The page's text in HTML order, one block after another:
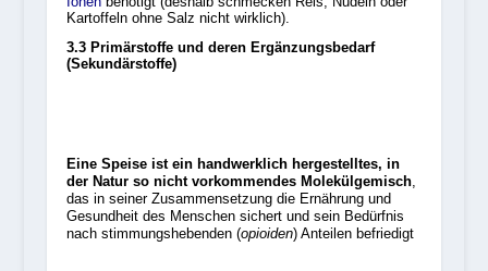
Kartoffeln ohne Salz nicht wirklich).
3.3 Primärstoffe und deren Ergänzungsbedarf
(Sekundärstoffe)
Eine Speise ist ein handwerklich hergestelltes, in
der Natur so nicht vorkommendes Molekülgemisch,
das in seiner Zusammensetzung die Ernährung und
Gesundheit des Menschen sichert und sein Bedürfnis
nach stimmungshebenden (opioiden) Anteilen befriedigt